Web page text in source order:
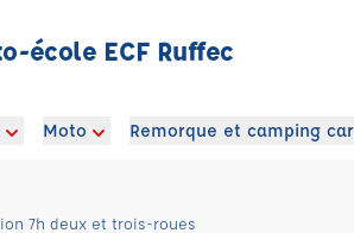
école ECF Ruffec
Moto Remorque et camping car
7h deux et trois-roues